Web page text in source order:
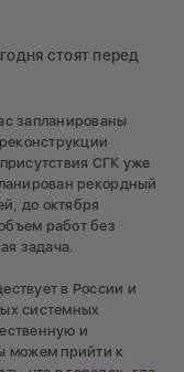
стоят перед
запланированы
СГК уже
рекордный
до октября
работ без
задача.
в России и
системных
и
можем прийти к